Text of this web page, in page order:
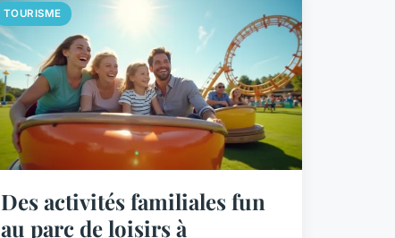
TOURISME
Des activités familiales fun
au parc de loisirs à